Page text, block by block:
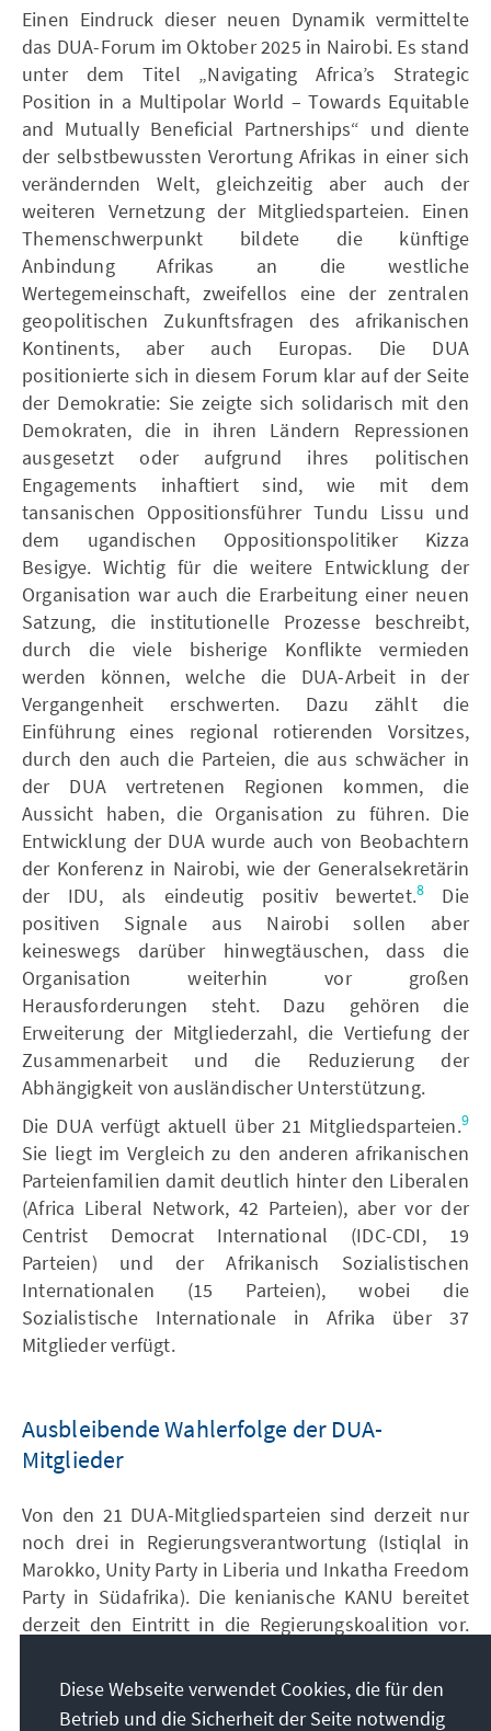
Einen Eindruck dieser neuen Dynamik vermittelte
das DUA-Forum im Oktober 2025 in Nairobi. Es stand
unter dem Titel „Navigating Africa’s Strategic
Position in a Multipolar World – Towards Equitable
and Mutually Beneficial Partnerships“ und diente
der selbstbewussten Verortung Afrikas in einer sich
verändernden Welt, gleichzeitig aber auch der
weiteren Vernetzung der Mitgliedsparteien. Einen
Themenschwerpunkt bildete die künftige
Anbindung Afrikas an die westliche
Wertegemeinschaft, zweifellos eine der zentralen
geopolitischen Zukunftsfragen des afrikanischen
Kontinents, aber auch Europas. Die DUA
positionierte sich in diesem Forum klar auf der Seite
der Demokratie: Sie zeigte sich solidarisch mit den
Demokraten, die in ihren Ländern Repressionen
ausgesetzt oder aufgrund ihres politischen
Engagements inhaftiert sind, wie mit dem
tansanischen Oppositionsführer Tundu Lissu und
dem ugandischen Oppositionspolitiker Kizza
Besigye. Wichtig für die weitere Entwicklung der
Organisation war auch die Erarbeitung einer neuen
Satzung, die institutionelle Prozesse beschreibt,
durch die viele bisherige Konflikte vermieden
werden können, welche die DUA-Arbeit in der
Vergangenheit erschwerten. Dazu zählt die
Einführung eines regional rotierenden Vorsitzes,
durch den auch die Parteien, die aus schwächer in
der DUA vertretenen Regionen kommen, die
Aussicht haben, die Organisation zu führen. Die
Entwicklung der DUA wurde auch von Beobachtern
der Konferenz in Nairobi, wie der Generalsekretärin
der IDU, als eindeutig positiv bewertet.8
Die
positiven Signale aus Nairobi sollen aber
keineswegs darüber hinwegtäuschen, dass die
Organisation weiterhin vor großen
Herausforderungen steht. Dazu gehören die
Erweiterung der Mitgliederzahl, die Vertiefung der
Zusammenarbeit und die Reduzierung der
Abhängigkeit von ausländischer Unterstützung.
Die DUA verfügt aktuell über 21 Mitgliedsparteien.9
Sie liegt im Vergleich zu den anderen afrikanischen
Parteienfamilien damit deutlich hinter den Liberalen
(Africa Liberal Network, 42 Parteien), aber vor der
Centrist Democrat International (IDC-CDI, 19
Parteien) und der Afrikanisch Sozialistischen
Internationalen (15 Parteien), wobei die
Sozialistische Internationale in Afrika über 37
Mitglieder verfügt.
Ausbleibende Wahlerfolge der DUA-
Mitglieder
Von den 21 DUA-Mitgliedsparteien sind derzeit nur
noch drei in Regierungsverantwortung (Istiqlal in
Marokko, Unity Party in Liberia und Inkatha Freedom
Party in Südafrika). Die kenianische KANU bereitet
derzeit den Eintritt in die Regierungskoalition vor.
Uganda ist unklar, da der Parteivorsitzende als
Justizminister der Regierung angehört. Damit ist die
Diese Webseite verwendet Cookies, die für den
Betrieb und die Sicherheit der Seite notwendig